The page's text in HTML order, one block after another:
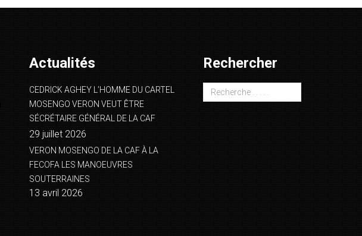
Actualités
CEDRICK AGHEY L’HOMME DU CARTEL
MOSENGO VERON VEUT ÊTRE
SÉCRÉTAIRE GÉNÉRAL DE LA CAF
29 juillet 2026
VERON MOSENGO DE LA CAF À LA
FECOFA LES MANOEUVRES
SOUTERRAINES
13 avril 2026
Rechercher